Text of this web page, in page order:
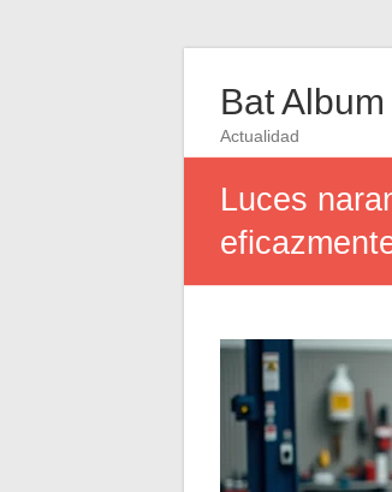
Bat Album
Actualidad
Luces